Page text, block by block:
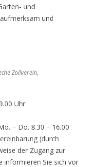
und
und
Zollverein,
Uhr
– Do. 8.30 – 16.00
(durch
der Zugang zur
informieren Sie sich vor